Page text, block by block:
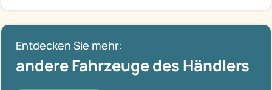
Entdecken Sie mehr:
andere Fahrzeuge des Händlers